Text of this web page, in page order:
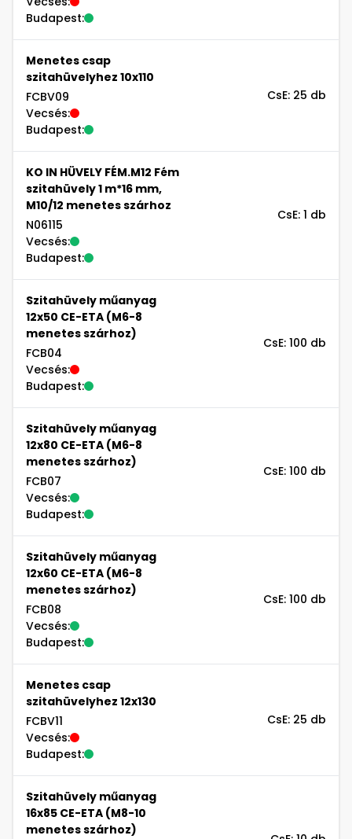
Budapest:
Menetes csap
szitahüvelyhez 10x110
FCBV09
Vecsés:
Budapest:
CsE: 25 db
KO IN HÜVELY FÉM.M12 Fém
szitahüvely 1 m*16 mm,
M10/12 menetes szárhoz
N06115
Vecsés:
Budapest:
CsE: 1 db
Szitahüvely műanyag
12x50 CE-ETA (M6-8
menetes szárhoz)
FCB04
Vecsés:
Budapest:
CsE: 100 db
Szitahüvely műanyag
12x80 CE-ETA (M6-8
menetes szárhoz)
FCB07
Vecsés:
Budapest:
CsE: 100 db
Szitahüvely műanyag
12x60 CE-ETA (M6-8
menetes szárhoz)
FCB08
Vecsés:
Budapest:
CsE: 100 db
Menetes csap
szitahüvelyhez 12x130
FCBV11
Vecsés:
Budapest:
CsE: 25 db
Szitahüvely műanyag
16x85 CE-ETA (M8-10
menetes szárhoz)